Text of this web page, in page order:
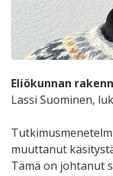
Eliökunnan
Lassi Suominen,
muuttanut
Tämä on johtanut